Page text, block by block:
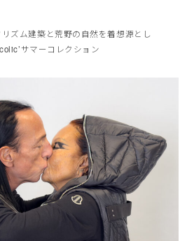
ズム建築と荒野の自然を着想源とし
サマーコレクション